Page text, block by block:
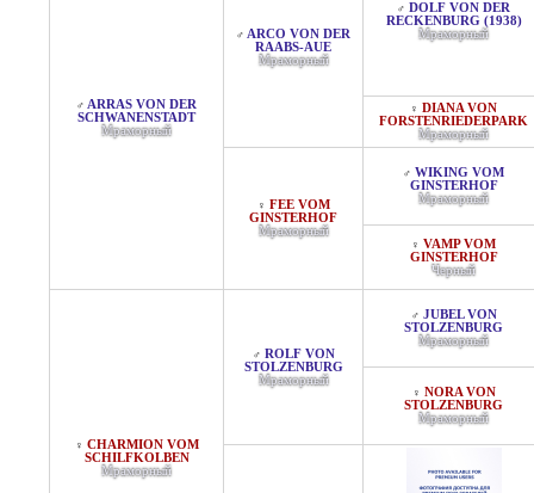
♂ ARRAS VON DER
SCHWANENSTADT
Мраморный
♂ ARCO VON DER
RAABS-AUE
Мраморный
♂ DOLF VON DER
RECKENBURG (1938)
Мраморный
♀ DIANA VON
FORSTENRIEDERPARK
Мраморный
♀ FEE VOM
GINSTERHOF
Мраморный
♂ WIKING VOM
GINSTERHOF
Мраморный
♀ VAMP VOM
GINSTERHOF
Черный
♀ CHARMION VOM
SCHILFKOLBEN
Мраморный
♂ ROLF VON
STOLZENBURG
Мраморный
♂ JUBEL VON
STOLZENBURG
Мраморный
♀ NORA VON
STOLZENBURG
Мраморный